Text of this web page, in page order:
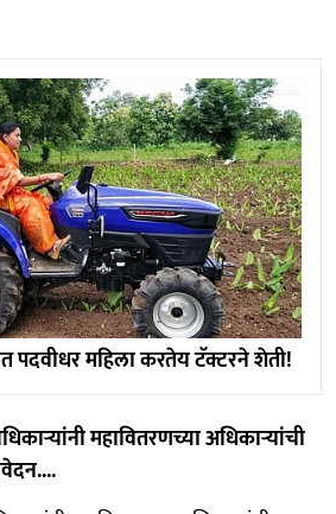
पदवीधर महिला करतेय टॅक्टरने शेती!
महावितरणच्या अधिकाऱ्यांची